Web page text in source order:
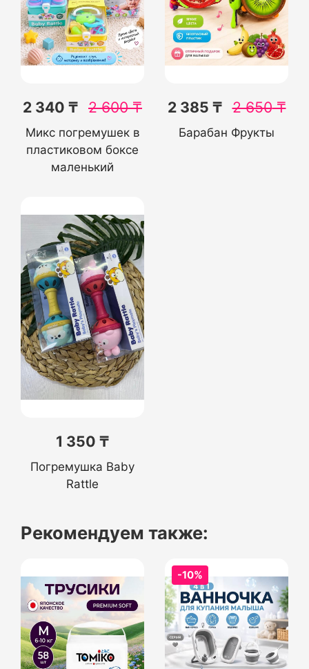
2 340 ₸ 2 600₸
Микс погремушек в
пластиковом боксе
маленький
2 385 ₸ 2 650₸
Барабан Фрукты
1 350 ₸
Погремушка Baby
Rattle
Рекомендуем также:
-10%